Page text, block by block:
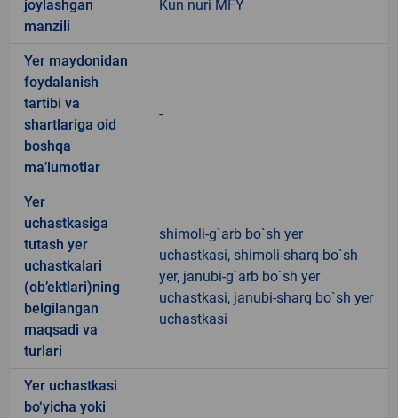
joylashgan
manzili
Kun nuri MFY
Yer maydonidan
foydalanish
tartibi va
shartlariga oid
boshqa
ma’lumotlar
-
Yer
uchastkasiga
tutash yer
uchastkalari
(ob’ektlari)ning
belgilangan
maqsadi va
turlari
shimoli-g`arb bo`sh yer
uchastkasi, shimoli-sharq bo`sh
yer, janubi-g`arb bo`sh yer
uchastkasi, janubi-sharq bo`sh yer
uchastkasi
Yer uchastkasi
bo‘yicha yoki